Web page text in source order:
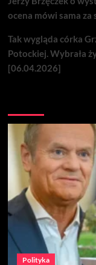
ocena mówi sama za
Tak wygląda córka
Potockiej. Wybrała
[06.04.2026]
Polityka